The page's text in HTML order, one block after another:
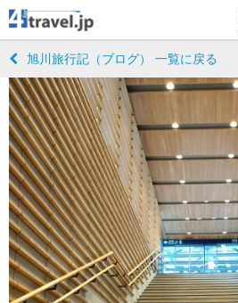
旭川旅行記（ブログ） 一覧に戻る